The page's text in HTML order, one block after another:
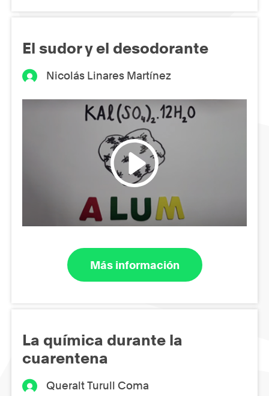
El sudor y el desodorante
Nicolás Linares Martínez
Más información
La química durante la
cuarentena
Queralt Turull Coma